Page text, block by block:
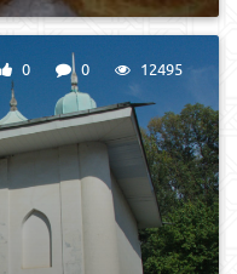
0 0 12495